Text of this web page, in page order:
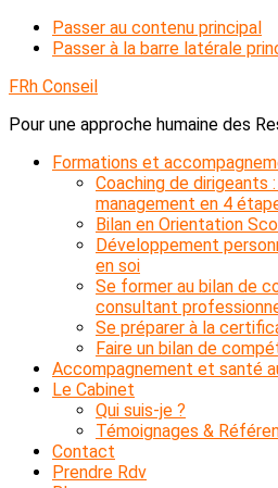
Passer au contenu principal
Passer à la barre latérale
FRh Conseil
Pour une approche humaine des
Formations et
Coaching de dirigeants
management en 4
Bilan en Orientation
Développement
en soi
Se former au bilan de
consultant
Se préparer à la
Faire un bilan de
Accompagnement et santé
Le Cabinet
Qui suis-je ?
Témoignages &
Contact
Prendre Rdv